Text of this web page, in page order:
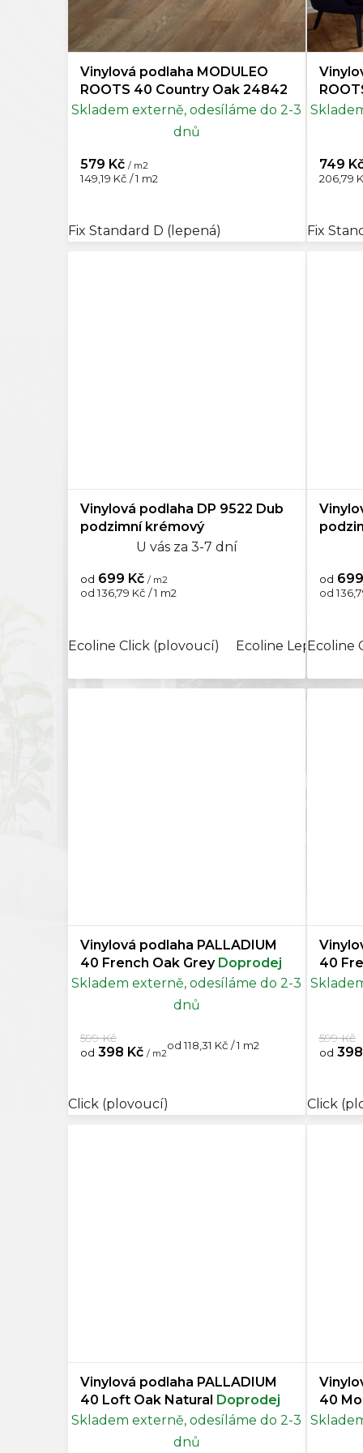
Černá 13
Mocca 2
Šedohnědá 2
Vinylová podlaha MODULEO
ROOTS 40 Country Oak 24842
Skladem externě, odesíláme do 2-3
dnů
579 Kč / m2
Měrná
149,19 Kč / 1 m2
Fix Standard D (lepená)
87832
749
Měrná
206,79
Fix
Vinylová podlaha DP 9522 Dub
podzimní krémový
U vás za 3-7 dní
od 699 Kč / m2
Měrná
od 136,79 Kč / 1 m2
Ecoline Click (plovoucí) Ecoline Lepený
od
Měrná
od
Ecoline
Vinylová podlaha PALLADIUM
40 French Oak Grey Doprodej
Skladem externě, odesíláme do 2-3
dnů
od 398 Kč / m2
599 Kč
Měrná
cena:
od 118,31 Kč / 1 m2
Click (plovoucí)
40
od
599 Kč
Click
Vinylová podlaha PALLADIUM
40 Loft Oak Natural Doprodej
Skladem externě, odesíláme do 2-3
dnů
40